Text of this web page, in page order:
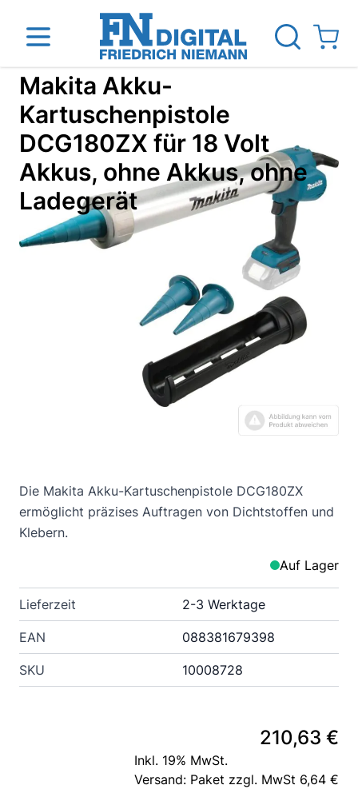
Direkt zum Inhalt
Das Unternehmen Standorte News Blog
View
Makita Akku-
Kartuschenpistole
DCG180ZX für 18 Volt
Akkus, ohne Akkus, ohne
Ladegerät
Die Makita Akku-Kartuschenpistole DCG180ZX
ermöglicht präzises Auftragen von Dichtstoffen und
Klebern.
Auf Lager
Lieferzeit 2-3 Werktage
EAN 088381679398
SKU 10008728
210,63 €
Inkl. 19% MwSt.
Versand: Paket zzgl. MwSt 6,64 €